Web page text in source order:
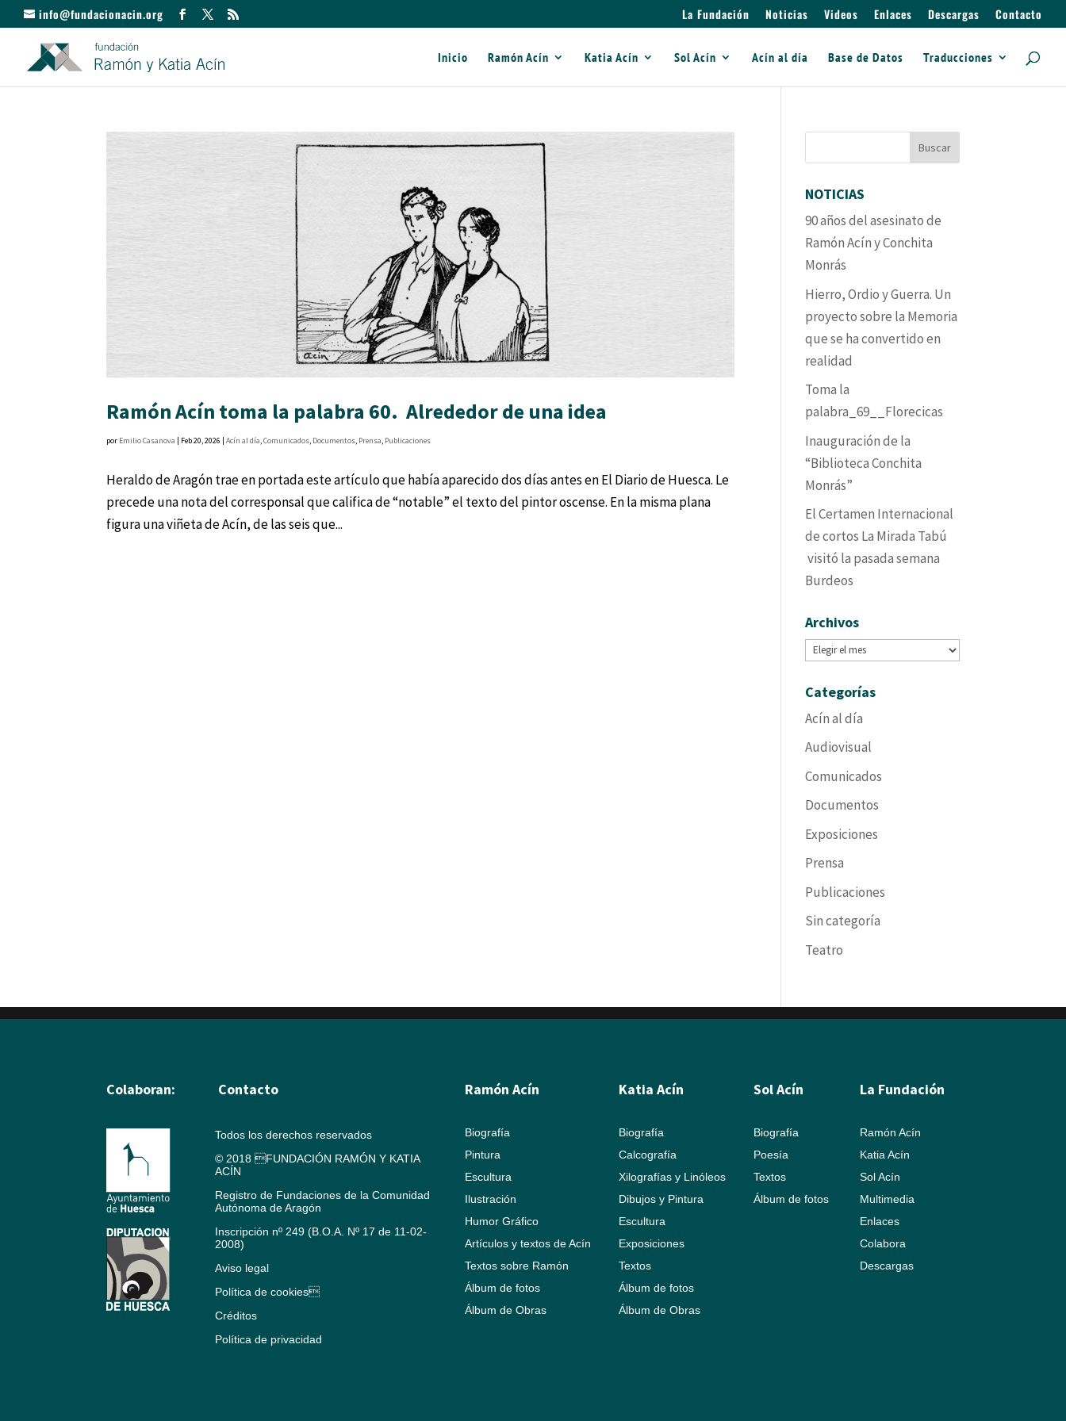
info@fundacionacin.org La Fundación Noticias Videos Enlaces Descargas Contacto
Inicio Ramón Acín Katia Acín Sol Acín Acín al día Base de Datos Traducciones
Ramón Acín toma la palabra 60. Alrededor de una idea
por Emilio Casanova Feb 20, 2026 |Acín al día,Comunicados, Documentos, Prensa, Publicaciones
Heraldo de Aragón trae en portada este artículo que había aparecido dos días antes en El Diario de Huesca. Le
precede una nota del corresponsal que califica de “notable” el texto del pintor oscense. En la misma plana
figura una viñeta de Acín, de las seis que...
NOTICIAS
90 años del asesinato de
Ramón Acín y Conchita
Monrás
Hierro, Ordio y Guerra. Un
proyecto sobre la Memoria
que se ha convertido en
realidad
Toma la
palabra_69__Florecicas
Inauguración de la
“Biblioteca Conchita
Monrás”
El Certamen Internacional
de cortos La Mirada Tabú
visitó la pasada semana
Burdeos
Archivos
Archivos
Categorías
Acín al día
Audiovisual
Comunicados
Documentos
Exposiciones
Prensa
Publicaciones
Sin categoría
Teatro
Colaboran: Contacto
Todos los derechos reservados
© 2018 FUNDACIÓN RAMÓN Y KATIA
ACÍN
Registro de Fundaciones de la Comunidad
Autónoma de Aragón
Inscripción nº 249 (B.O.A. Nº 17 de 11-02-
2008)
Aviso legal
Política de cookies
Créditos
Política de privacidad
Ramón Acín
Biografía
Pintura
Escultura
Ilustración
Humor Gráfico
Artículos y textos de Acín
Textos sobre Ramón
Álbum de fotos
Álbum de Obras
Katia Acín
Biografía
Calcografía
Xilografías y Linóleos
Dibujos y Pintura
Escultura
Exposiciones
Textos
Álbum de fotos
Álbum de Obras
Sol Acín
Biografía
Poesía
Textos
Álbum de fotos
La Fundación
Ramón Acín
Katia Acín
Sol Acín
Multimedia
Enlaces
Colabora
Descargas